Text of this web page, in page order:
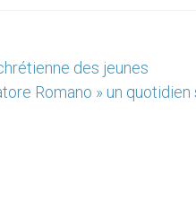
des jeunes
Romano » un